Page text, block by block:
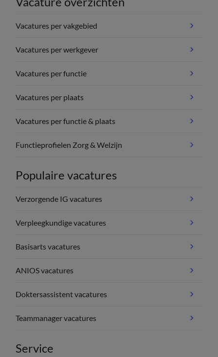
Vacatures per vakgebied
Vacatures per werkgever
Vacatures per functie
Vacatures per plaats
Vacatures per functie & plaats
Functieprofielen Zorg & Welzijn
Populaire vacatures
Verzorgende IG vacatures
Verpleegkundige vacatures
Basisarts vacatures
ANIOS vacatures
Doktersassistent vacatures
Teammanager vacatures
Service